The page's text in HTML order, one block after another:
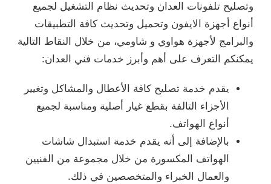
وتصليح تلفونات العدان وتحديث نظام التشغيل لجميع
أنواع أجهزة الايفون وتحميل وتحديث كافة التطبيقات
والبرامج لأجهزة هواوي و شاومي، من خلال النقاط التالية
يمكنكم التعرف على أهم وأبرز خدمات فني العدان:
يقدم خدمة تصليح كافة الأعطال والمشاكل وتغيير
الأجزاء التالفة بقطع غيار أصلية ومناسبة لجميع
أنواع الهواتف.
بالإضافة إلى أنه يقدم خدمة استبدال شاشات
الهواتف المكسورة من خلال مجموعة من الفنيين
والعمال الخبراء والمتخصصين في ذلك.